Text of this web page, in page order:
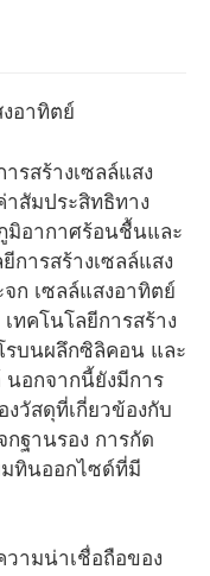
อาทิตย์
รสร้างเซลล์แสง
สัมประสิทธิทาง
มิอากาศร้อนชื้นและ
การสร้างเซลล์แสง
ก เซลล์แสงอาทิตย์
ทคโนโลยีการสร้าง
รบนผลึกซิลิคอน และ
นอกจากนี้ยังมีการ
วัสดุที่เกี่ยวข้องกับ
กฐานรอง การกัด
ทินออกไซด์ที่มี
วามน่าเชื่อถือของ